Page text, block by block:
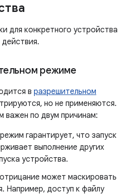
для конкретного устройства
режиме
в разрешительном
но не применяются.
важен по двум причинам:
гарантирует, что запуск
выполнение других
устройства.
может маскировать
Например, доступ к файлу